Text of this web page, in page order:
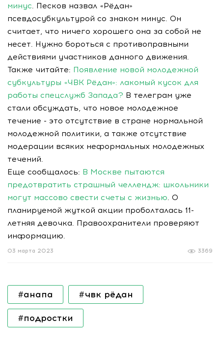
минус. Песков назвал «Рёдан»
псевдосубкультурой со знаком минус. Он
считает, что ничего хорошего она за собой не
несет. Нужно бороться с противоправными
действиями участников данного движения.
Также читайте: Появление новой молодежной
субкультуры «ЧВК Рёдан»: лакомый кусок для
работы спецслужб Запада? В телеграм уже
стали обсуждать, что новое молодежное
течение - это отсутствие в стране нормальной
молодежной политики, а также отсутствие
модерации всяких неформальных молодежных
течений.
Еще сообщалось: В Москве пытаются
предотвратить страшный челлендж: школьники
могут массово свести счеты с жизнью. О
планируемой жуткой акции проболталась 11-
летняя девочка. Правоохранители проверяют
информацию.
3369
03 марта 2023
#анапа #чвк рёдан
#подростки